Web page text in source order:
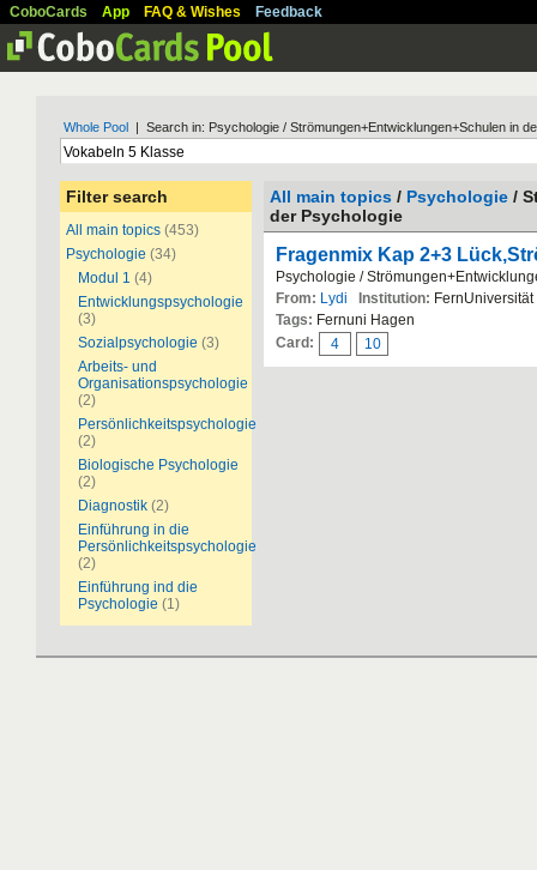
CoboCards App FAQ & Wishes Feedback
Whole Pool | Search in: Psychologie / Strömungen+Entwicklungen+Schulen in
Filter search
All main topics (453)
Psychologie (34)
Modul 1 (4)
Entwicklungspsychologie
(3)
Sozialpsychologie (3)
Arbeits- und
Organisationspsychologie
(2)
Persönlichkeitspsychologie
(2)
Biologische Psychologie
(2)
Diagnostik (2)
Einführung in die
Persönlichkeitspsychologie
(2)
Einführung ind die
Psychologie (1)
All main topics / Psychologie /
der Psychologie
Fragenmix Kap 2+3
Psychologie /
From: Lydi Institution:
Tags: Fernuni Hagen
Card:
4 10